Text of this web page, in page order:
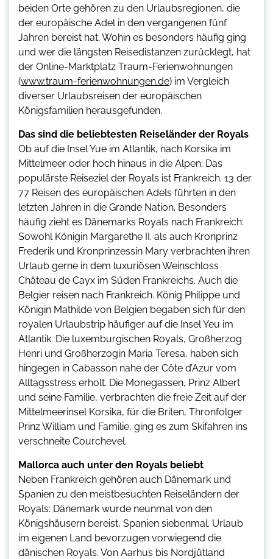
beiden Orte gehören zu den Urlaubsregionen, die
der europäische Adel in den vergangenen fünf
Jahren bereist hat. Wohin es besonders häufig ging
und wer die längsten Reisedistanzen zurücklegt, hat
der Online-Marktplatz Traum-Ferienwohnungen
(www.traum-ferienwohnungen.de) im Vergleich
diverser Urlaubsreisen der europäischen
Königsfamilien herausgefunden.
Das sind die beliebtesten Reiseländer der Royals
Ob auf die Insel Yue im Atlantik, nach Korsika im
Mittelmeer oder hoch hinaus in die Alpen: Das
populärste Reiseziel der Royals ist Frankreich. 13 der
77 Reisen des europäischen Adels führten in den
letzten Jahren in die Grande Nation. Besonders
häufig zieht es Dänemarks Royals nach Frankreich:
Sowohl Königin Margarethe II. als auch Kronprinz
Frederik und Kronprinzessin Mary verbrachten ihren
Urlaub gerne in dem luxuriösen Weinschloss
Château de Cayx im Süden Frankreichs. Auch die
Belgier reisen nach Frankreich. König Philippe und
Königin Mathilde von Belgien begaben sich für den
royalen Urlaubstrip häufiger auf die Insel Yeu im
Atlantik. Die luxemburgischen Royals, Großherzog
Henri und Großherzogin Maria Teresa, haben sich
hingegen in Cabasson nahe der Côte d’Azur vom
Alltagsstress erholt. Die Monegassen, Prinz Albert
und seine Familie, verbrachten die freie Zeit auf der
Mittelmeerinsel Korsika, für die Briten, Thronfolger
Prinz William und Familie, ging es zum Skifahren ins
verschneite Courchevel.
Mallorca auch unter den Royals beliebt
Neben Frankreich gehören auch Dänemark und
Spanien zu den meistbesuchten Reiseländern der
Royals: Dänemark wurde neunmal von den
Königshäusern bereist, Spanien siebenmal. Urlaub
im eigenen Land bevorzugen vorwiegend die
dänischen Royals. Von Aarhus bis Nordjütland